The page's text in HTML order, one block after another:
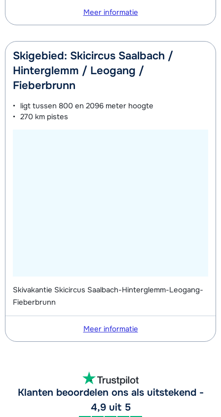
Meer informatie
Skigebied: Skicircus Saalbach /
Hinterglemm / Leogang /
Fieberbrunn
ligt tussen 800 en 2096 meter hoogte
270 km pistes
Skivakantie Skicircus Saalbach-Hinterglemm-Leogang-
Fieberbrunn
Meer informatie
Klanten beoordelen ons als uitstekend -
4,9 uit 5